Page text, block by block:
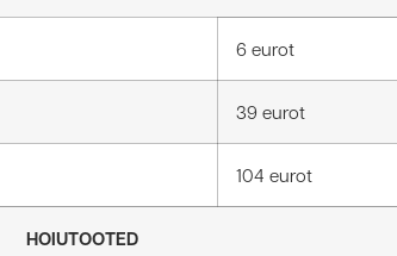
6 eurot
39 eurot
104 eurot
HOIUTOOTED